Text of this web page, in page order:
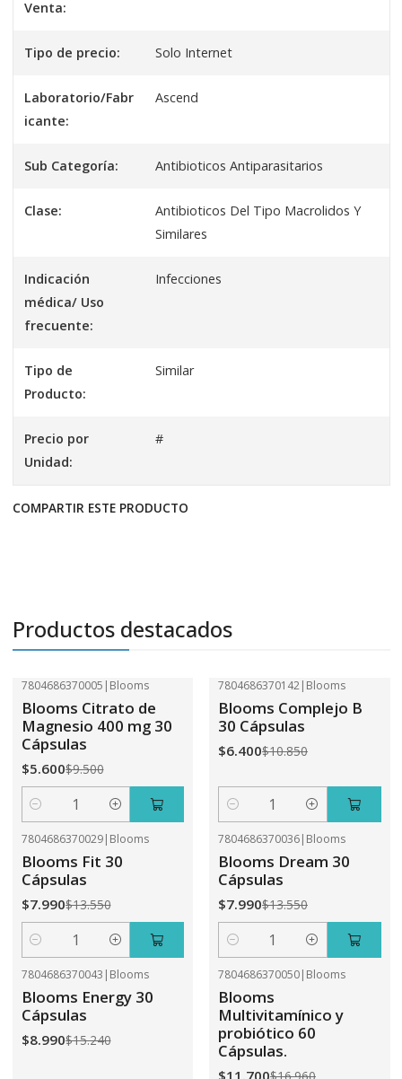
Venta:
Tipo de precio: Solo Internet
Laboratorio/Fabr
icante:
Ascend
Sub Categoría: Antibioticos Antiparasitarios
Clase:
Antibioticos Del Tipo Macrolidos Y
Similares
Indicación
médica/ Uso
frecuente:
Infecciones
Tipo de
Producto:
Similar
Precio por
Unidad:
#
COMPARTIR ESTE PRODUCTO
Productos destacados
7804686370005 | Blooms
Blooms Citrato de
Magnesio 400 mg 30
Cápsulas
$5.600$9.500
Cantidad
7804686370142| Blooms
Blooms Complejo B
30 Cápsulas
$6.400$10.850
Cantidad
7804686370029| Blooms
Blooms Fit 30
Cápsulas
$7.990$13.550
Cantidad
7804686370036| Blooms
Blooms Dream 30
Cápsulas
$7.990$13.550
Cantidad
7804686370043 | Blooms
Blooms Energy 30
Cápsulas
$8.990$15.240
7804686370050| Blooms
Blooms
Multivitamínico y
probiótico 60
Cápsulas.
$11.700$16.960